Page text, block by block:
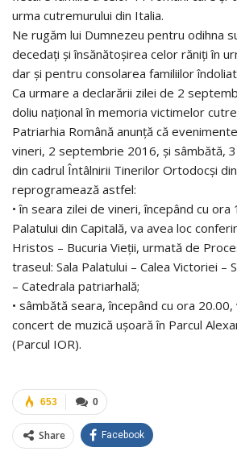
urma cutremurului din Italia.
Ne rugăm lui Dumnezeu pentru odihna
decedați și însănătoșirea celor răniți în
dar și pentru consolarea familiilor
Ca urmare a declarării zilei de 2
doliu național în memoria victimelor
Patriarhia Română anunță că
vineri, 2 septembrie 2016, și sâmbătă,
din cadrul Întâlnirii Tinerilor Ortodocși
reprogramează astfel:
• în seara zilei de vineri, începând cu ora
Palatului din Capitală, va avea loc
Hristos – Bucuria Vieții, urmată de
traseul: Sala Palatului – Calea Victoriei –
– Catedrala patriarhală;
• sâmbătă seara, începând cu ora 20.00,
concert de muzică ușoară în Parcul
(Parcul IOR).
0
653
Share Facebook